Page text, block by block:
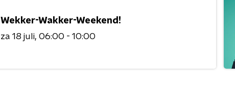
Wekker-Wakker-Weekend!
za 18 juli 06:00 - 10:00